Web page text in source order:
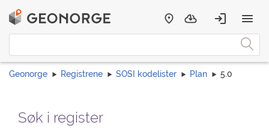
Geonorge Registrene SOSI kodelister Plan 5.0
Søk i register